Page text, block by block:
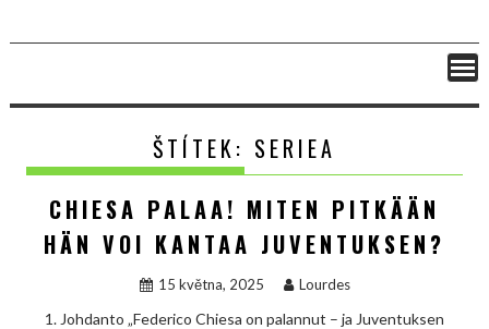
ŠTÍTEK: SERIEA
CHIESA PALAA! MITEN PITKÄÄN
HÄN VOI KANTAA JUVENTUKSEN?
15 května, 2025 Lourdes
1. Johdanto „Federico Chiesa on palannut – ja Juventuksen